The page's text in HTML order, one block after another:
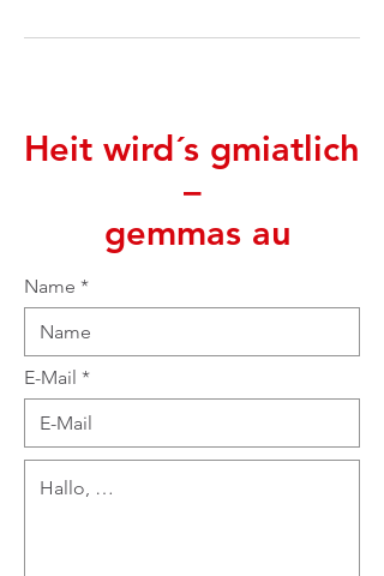
Heit wird´s gmiatlich
–
gemmas au
Name
E-Mail